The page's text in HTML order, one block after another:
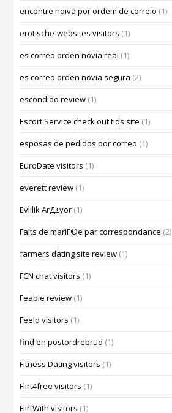
encontre noiva por ordem de correio (1)
erotische-websites visitors (1)
es correo orden novia real (1)
es correo orden novia segura (2)
escondido review (1)
Escort Service check out tids site (1)
esposas de pedidos por correo (1)
EuroDate visitors (1)
everett review (1)
Evlilik ArД±yor (1)
Faits de mariГ©e par correspondance (2)
farmers dating site review (1)
FCN chat visitors (1)
Feabie review (1)
Feeld visitors (1)
find en postordrebrud (1)
Fitness Dating visitors (1)
Flirt4free visitors (1)
FlirtWith visitors (1)